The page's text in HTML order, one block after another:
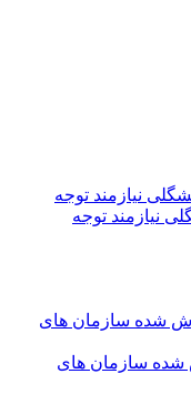
نیازمند توجه
شده سازمان های